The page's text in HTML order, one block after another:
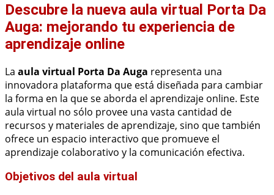
Descubre la nueva aula virtual Porta Da
Auga: mejorando tu experiencia de
aprendizaje online
La aula virtual Porta Da Auga representa una
innovadora plataforma que está diseñada para cambiar
la forma en la que se aborda el aprendizaje online. Este
aula virtual no sólo provee una vasta cantidad de
recursos y materiales de aprendizaje, sino que también
ofrece un espacio interactivo que promueve el
aprendizaje colaborativo y la comunicación efectiva.
Objetivos del aula virtual